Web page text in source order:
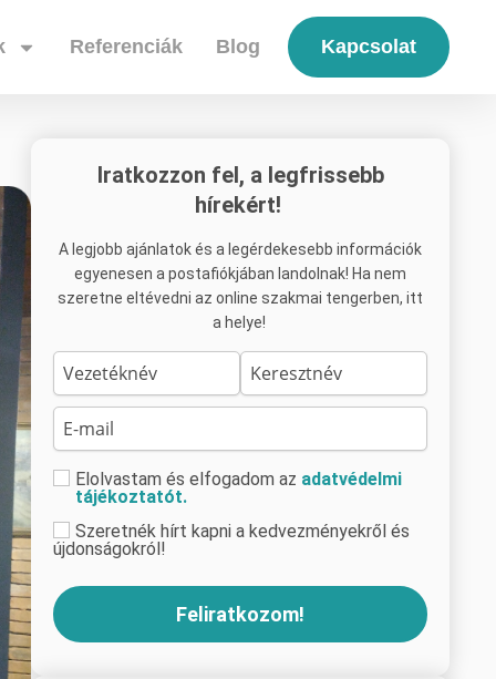
Referenciák Blog Kapcsolat
Iratkozzon fel, a legfrissebb
hírekért!
A legjobb ajánlatok és a legérdekesebb információk
egyenesen a postafiókjában landolnak! Ha nem
szeretne eltévedni az online szakmai tengerben, itt
a helye!
Elolvastam és elfogadom az adatvédelmi
tájékoztatót.
Szeretnék hírt kapni a kedvezményekről és
újdonságokról!
Feliratkozom!